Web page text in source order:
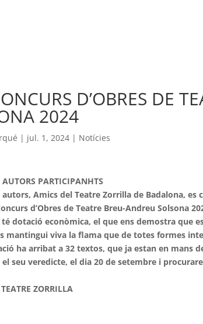
D’OBRES DE
2024
| jul. 1, 2024 | Notícies
AUTORS PARTICIPANHTS
Amics del Teatre Zorrilla de Badalona,
d’Obres de Teatre Breu-Andreu Solsona
dotació econòmica, el que ens demostra que
mantingui viva la flama que de totes formes
ha arribat a 32 textos, que ja estan en mans
seu veredicte, el dia 20 de setembre i
ZORRILLA